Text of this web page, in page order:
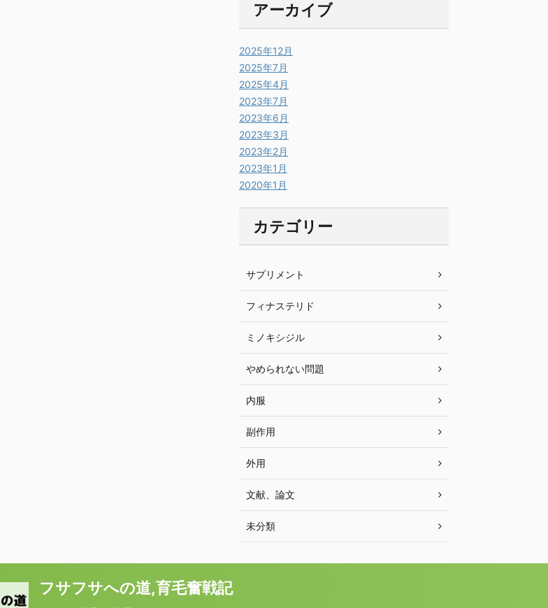
アーカイブ
2025年12月
2025年7月
2025年4月
2023年7月
2023年6月
2023年3月
2023年2月
2023年1月
2020年1月
カテゴリー
サプリメント
フィナステリド
ミノキシジル
やめられない問題
内服
副作用
外用
文献、論文
未分類
フサフサへの道,育毛奮戦記